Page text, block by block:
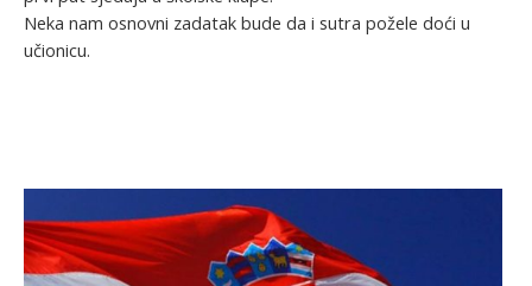
Neka nam osnovni zadatak bude da i sutra požele doći u
učionicu.